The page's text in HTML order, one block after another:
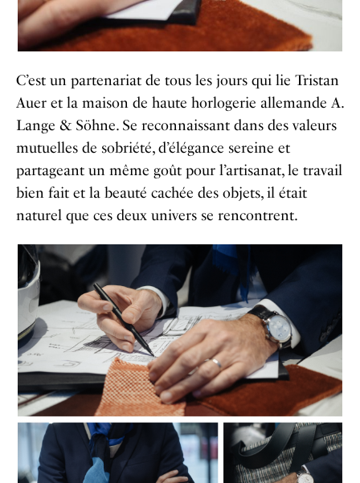
C’est un partenariat de tous les jours qui lie Tristan
Auer et la maison de haute horlogerie allemande A.
Lange & Söhne. Se reconnaissant dans des valeurs
mutuelles de sobriété, d’élégance sereine et
partageant un même goût pour l’artisanat, le travail
bien fait et la beauté cachée des objets, il était
naturel que ces deux univers se rencontrent.